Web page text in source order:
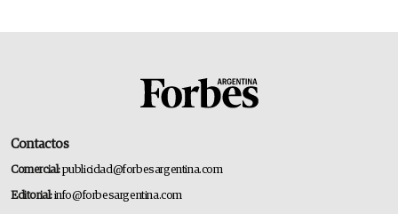
Contactos
Comercial:publicidad@forbesargentina.com
Editorial:info@forbesargentina.com